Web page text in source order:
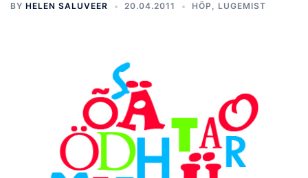
BY HELEN SALUVEER 20.04.2011 HÖP , LUGEMIST